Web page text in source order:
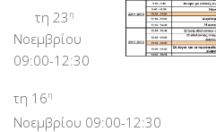
PayPal
Δράσεις
Τομείς
Νοσοκομεία
τη 23 η
Νοεμβρίου
09:00-12:30
τη 16η
Νοεμβρίου 09:00-12:30